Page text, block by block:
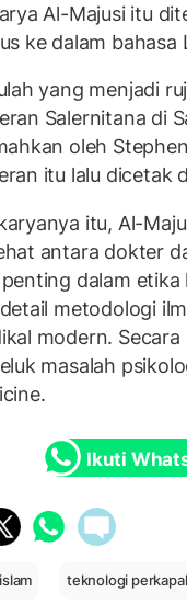
Al-Majusi itu
ke dalam bahasa
yang menjadi
Salernitana di
oleh
itu lalu dicetak
itu, Al-
antara dokter
dalam
metodologi
modern.
masalah
Ikuti
teknologi